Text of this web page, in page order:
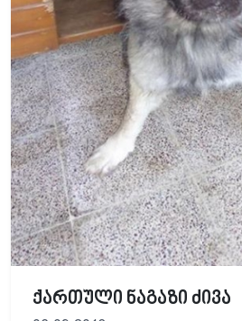
ქართული ნაგაზი ძივა